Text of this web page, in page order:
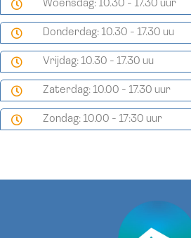
Woensdag: 10.30 - 17.30 uur
Donderdag: 10.30 - 17.30 uu
Vrijdag: 10.30 - 17.30 uu
Zaterdag: 10.00 - 17.30 uur
Zondag: 10.00 - 17:30 uur